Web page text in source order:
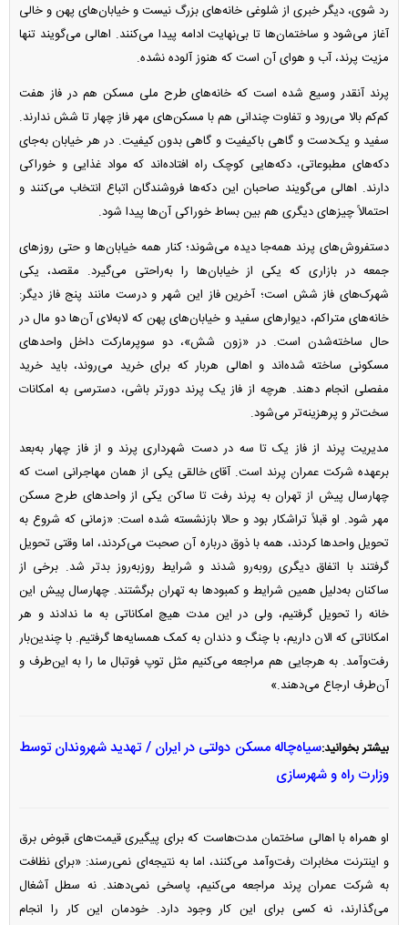
رد شوی، دیگر خبری از شلوغی خانه‌های بزرگ نیست و خیابان‌های پهن و خالی
آغاز می‌شود و ساختمان‌ها تا بی‌نهایت ادامه پیدا می‌کنند. اهالی می‌گویند تنها
مزیت پرند، آب و هوای آن است که هنوز آلوده نشده.
پرند آنقدر وسیع شده است که خانه‌های طرح ملی مسکن هم در فاز هفت
کم‌کم بالا می‌رود و تفاوت چندانی هم با مسکن‌های مهر فاز چهار تا شش ندارند.
سفید و یک‌دست و گاهی باکیفیت و گاهی بدون کیفیت. در هر خیابان به‌جای
دکه‌های مطبوعاتی، دکه‌هایی کوچک راه افتاده‌اند که مواد غذایی و خوراکی
دارند. اهالی می‌گویند صاحبان این دکه‌ها فروشندگان اتباع انتخاب می‌کنند و
احتمالاً چیز‌های دیگری هم بین بساط خوراکی آن‌ها پیدا شود.
دستفروش‌های پرند همه‌جا دیده می‌شوند؛ کنار همه خیابان‌ها و حتی روز‌های
جمعه در بازاری که یکی از خیابان‌ها را به‌راحتی می‌گیرد. مقصد، یکی
شهرک‌های فاز شش است؛ آخرین فاز این شهر و درست مانند پنج فاز دیگر:
خانه‌های متراکم، دیوار‌های سفید و خیابان‌های پهن که لابه‌لای آن‌ها دو مال در
حال ساخته‌شدن است. در «زون شش»، دو سوپرمارکت داخل واحد‌های
مسکونی ساخته شده‌اند و اهالی هربار که برای خرید می‌روند، باید خرید
مفصلی انجام دهند. هرچه از فاز یک پرند دورتر باشی، دسترسی به امکانات
سخت‌تر و پرهزینه‌تر می‌شود.
مدیریت پرند از فاز یک تا سه در دست شهرداری پرند و از فاز چهار به‌بعد
برعهده شرکت عمران پرند است. آقای خالقی یکی از همان مهاجرانی است که
چهارسال پیش از تهران به پرند رفت تا ساکن یکی از واحد‌های طرح مسکن
مهر شود. او قبلاً تراشکار بود و حالا بازنشسته شده است: «زمانی که شروع به
تحویل واحد‌ها کردند، همه با ذوق درباره آن صحبت می‌کردند، اما وقتی تحویل
گرفتند با اتفاق دیگری روبه‌رو شدند و شرایط روزبه‌روز بدتر شد. برخی از
ساکنان به‌دلیل همین شرایط و کمبود‌ها به تهران برگشتند. چهارسال پیش این
خانه را تحویل گرفتیم، ولی در این مدت هیچ امکاناتی به ما ندادند و هر
امکاناتی که الان داریم، با چنگ و دندان به کمک همسایه‌ها گرفتیم. با چندین‌بار
رفت‌وآمد. به هرجایی هم مراجعه می‌کنیم مثل توپ فوتبال ما را به این‌طرف و
آن‌طرف ارجاع می‌دهند.»
بیشتر بخوانید:سیاه‌چاله مسکن دولتی در ایران / تهدید شهروندان توسط
وزارت راه و شهرسازی
او همراه با اهالی ساختمان مدت‌هاست که برای پیگیری قیمت‌های قبوض برق
و اینترنت مخابرات رفت‌وآمد می‌کنند، اما به نتیجه‌ای نمی‌رسند: «برای نظافت
به شرکت عمران پرند مراجعه می‌کنیم، پاسخی نمی‌دهند. نه سطل آشغال
می‌گذارند، نه کسی برای این کار وجود دارد. خودمان این کار را انجام